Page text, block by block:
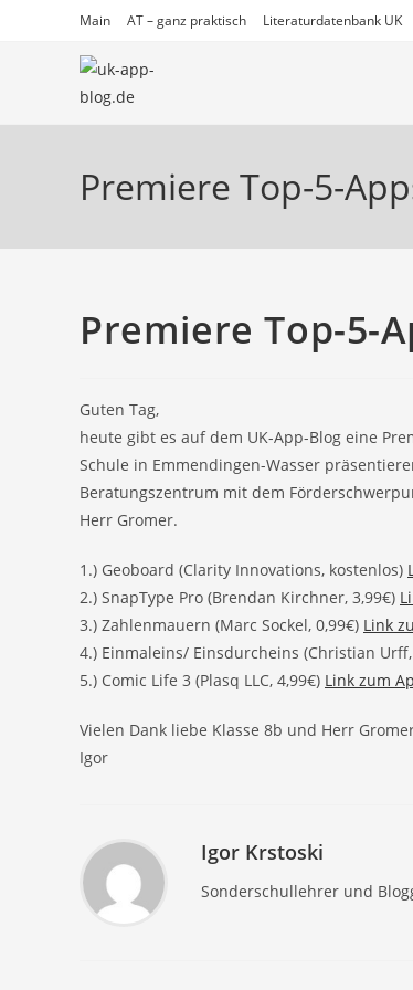
Main AT – ganz praktisch Literaturdatenbank UK
Premiere Top-5-
Premiere Top-5-
Guten Tag,
heute gibt es auf dem UK-App-Blog eine
Schule in Emmendingen-Wasser
Beratungszentrum mit dem
Herr Gromer.
1.) Geoboard (Clarity Innovations, kostenlos)
2.) SnapType Pro (Brendan Kirchner, 3,99€)
3.) Zahlenmauern (Marc Sockel, 0,99€) Link
4.) Einmaleins/ Einsdurcheins (Christian
5.) Comic Life 3 (Plasq LLC, 4,99€) Link zum
Vielen Dank liebe Klasse 8b und Herr
Igor
Igor Krstoski
Sonderschullehrer und